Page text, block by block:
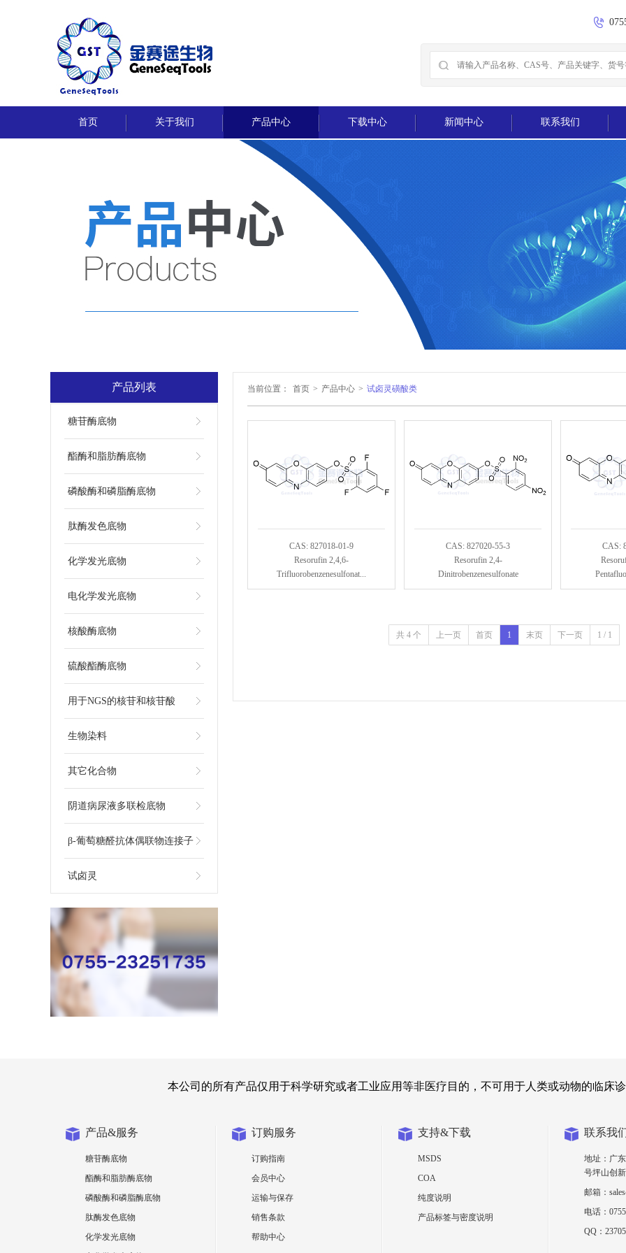
首页 关于我们 产品中心 下载中心 新闻中心 联系我们
产品列表
糖苷酶底物
酯酶和脂肪酶底物
磷酸酶和磷脂酶底物
肽酶发色底物
化学发光底物
电化学发光底物
核酸酶底物
硫酸酯酶底物
用于NGS的核苷和核苷酸
生物染料
其它化合物
阴道病尿液多联检底物
β-葡萄糖醛抗体偶联物连接子
试卤灵
当前位置： 首页 > 产品中心 > 试卤灵磺酸类
CAS: 827018-01-9
Resorufin 2,4,6-
Trifluorobenzenesulfonat...
CAS: 827020-55-3
Resorufin 2,4-
Dinitrobenzenesulfonate
CAS:
共 4 个 上一页 首页 1 末页 下一页 1 / 1
本公司的所有产品仅用于科学研究或者工业应用等非医疗目的，不可用于人类或动物的临床
产品&服务
糖苷酶底物
酯酶和脂肪酶底物
磷酸酶和磷脂酶底物
肽酶发色底物
化学发光底物
订购服务
订购指南
会员中心
运输与保存
销售条款
帮助中心
支持&下载
MSDS
COA
纯度说明
产品标签与密度说明
联系我
地址：广
号坪山创
邮箱：
电话：
QQ：